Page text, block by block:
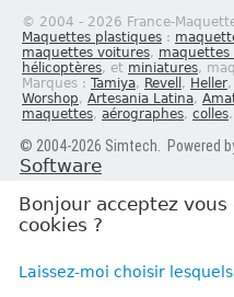
© 2004 - 2026 France-
Maquettes plastiques :
maquettes voitures, maquettes
hélicoptères, et miniatures,
Marques : Tamiya, Revell , Heller,
Worshop, Artesania Latina,
maquettes, aérographes, colles.
© 2004-2026 Simtech. Powered
Software
Bonjour acceptez
cookies ?
Laissez-moi choisir